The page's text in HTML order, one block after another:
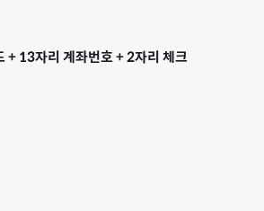
+ 13자리 계좌번호 + 2자리 체크